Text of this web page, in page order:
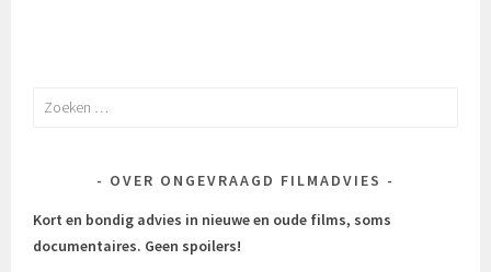
Zoeken
OVER ONGEVRAAGD FILMADVIES
Kort en bondig advies in nieuwe en oude films, soms
documentaires. Geen spoilers!